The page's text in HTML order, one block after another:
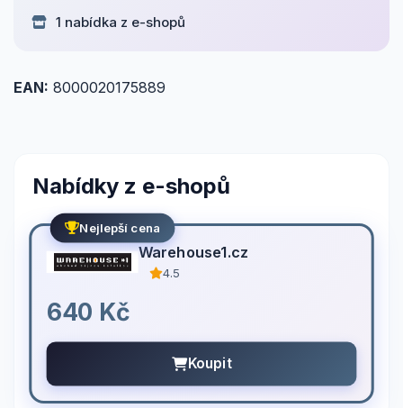
1 nabídka z e-shopů
EAN: 8000020175889
Nabídky z e-shopů
Nejlepší cena
Warehouse1.cz
4.5
640 Kč
Koupit